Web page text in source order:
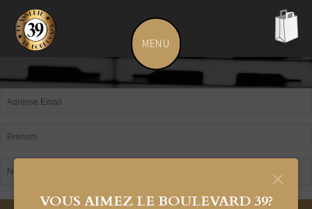
VOUS AIMEZ LE BOULEVARD 39?
leboulevard.ch
MENU
vide